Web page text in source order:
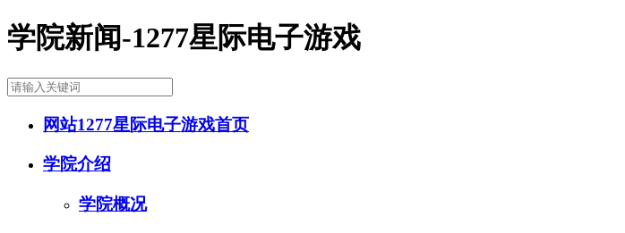
学院新闻-1277星际电子游戏
网站1277星际电子游戏首页
学院介绍
学院概况